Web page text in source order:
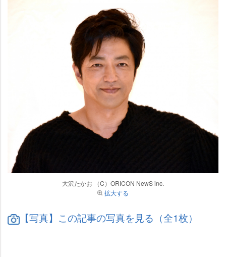
大沢たかお （C）ORICON NewS inc.
拡大する
【写真】この記事の写真を見る（全1枚）